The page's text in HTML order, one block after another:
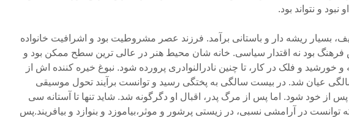
نبود و نتواند بود.
بسیار ریشه دار و باستانی برآمد. فرزند عصر مشروطیت بود و اشرافیت خانواده
بود نه اقتدار سیاسی. خانه شان محیط هنر در عالی ترین سطح ممکن بود و
و خورشید و فلک در کار، تا چنین نادرالنوادری پرورده شود. نبوغ خیره کننده اش از
عیان شد. در بیست سالگی به پختگی رسید و توانست برآیند تحول موسیقی
از خود شود. اما پس از مرگ پدر، اقبال او دگرگونه شد. شاید تنها تا آستانه سی
توانست در آرامشی نسبی، در زیستی پرشور و موثر،بیاموزد و بنوازد و بیافریند.پس